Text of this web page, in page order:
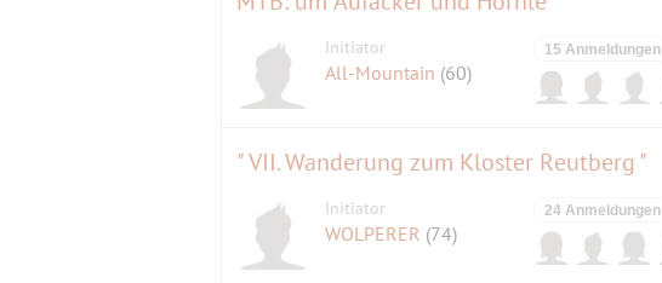
Initiator
All-Mountain (60)
15 Anmeldungen
" VII. Wanderung zum Kloster Reutberg "
Initiator
WOLPERER (74)
24 Anmeldungen